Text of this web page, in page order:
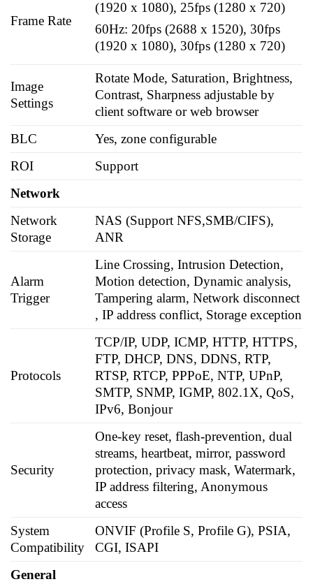
Frame Rate
(1920 x 1080), 25fps (1280 x 720)
60Hz: 20fps (2688 x 1520), 30fps
(1920 x 1080), 30fps (1280 x 720)
Image
Settings
Rotate Mode, Saturation, Brightness,
Contrast, Sharpness adjustable by
client software or web browser
BLC
Yes, zone configurable
ROI
Support
Network
Network
Storage
NAS (Support NFS,SMB/CIFS),
ANR
Alarm
Trigger
Line Crossing, Intrusion Detection,
Motion detection, Dynamic analysis,
Tampering alarm, Network disconnect
, IP address conflict, Storage exception
Protocols
TCP/IP, UDP, ICMP, HTTP, HTTPS,
FTP, DHCP, DNS, DDNS, RTP,
RTSP, RTCP, PPPoE, NTP, UPnP,
SMTP, SNMP, IGMP, 802.1X, QoS,
IPv6, Bonjour
Security
One-key reset, flash-prevention, dual
streams, heartbeat, mirror, password
protection, privacy mask, Watermark,
IP address filtering, Anonymous
access
System
Compatibility
ONVIF (Profile S, Profile G), PSIA,
CGI, ISAPI
General